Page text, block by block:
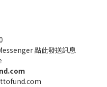
點此發送訊息